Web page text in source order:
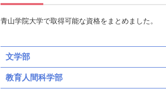
青山学院大学で取得可能な資格をまとめました。
文学部
教育人間科学部